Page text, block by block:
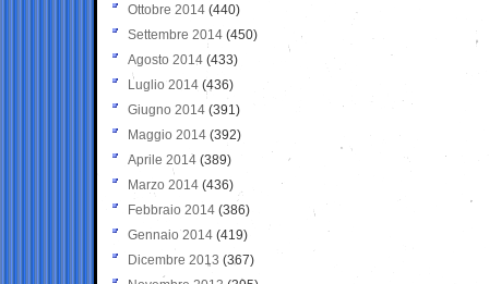
Ottobre 2014 (440)
Settembre 2014 (450)
Agosto 2014 (433)
Luglio 2014 (436)
Giugno 2014 (391)
Maggio 2014 (392)
Aprile 2014 (389)
Marzo 2014 (436)
Febbraio 2014 (386)
Gennaio 2014 (419)
Dicembre 2013 (367)